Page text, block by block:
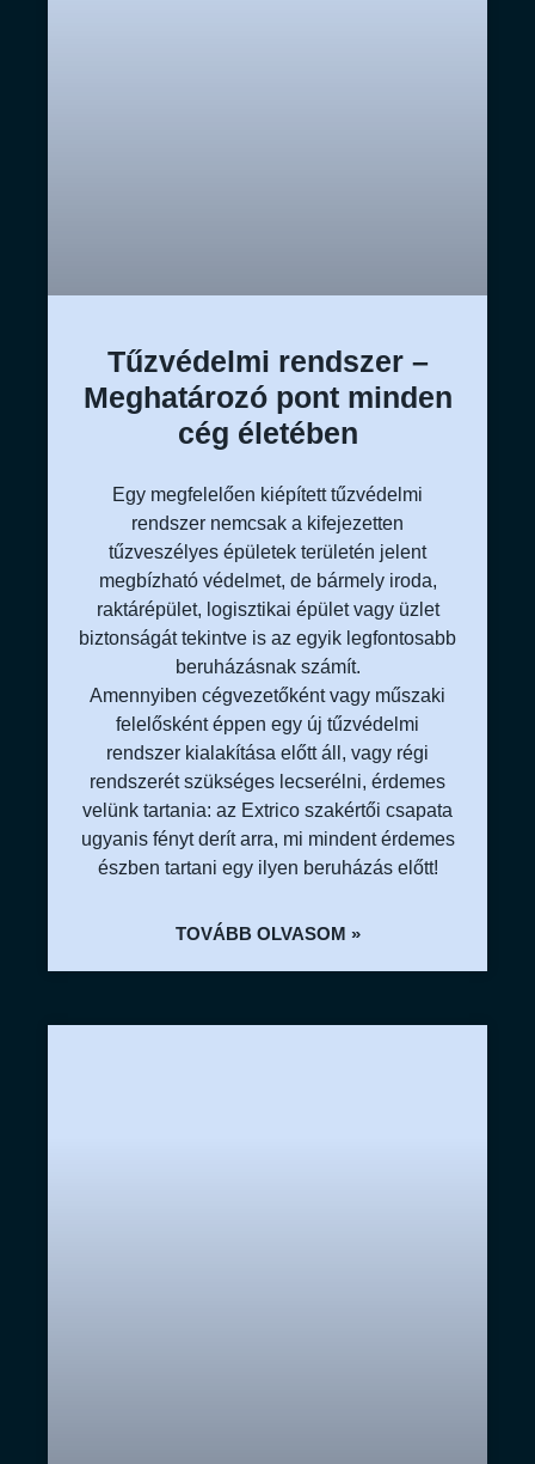
Tűzvédelmi rendszer –
Meghatározó pont minden
cég életében
Egy megfelelően kiépített tűzvédelmi
rendszer nemcsak a kifejezetten
tűzveszélyes épületek területén jelent
megbízható védelmet, de bármely iroda,
raktárépület, logisztikai épület vagy üzlet
biztonságát tekintve is az egyik legfontosabb
beruházásnak számít.
Amennyiben cégvezetőként vagy műszaki
felelősként éppen egy új tűzvédelmi
rendszer kialakítása előtt áll, vagy régi
rendszerét szükséges lecserélni, érdemes
velünk tartania: az Extrico szakértői csapata
ugyanis fényt derít arra, mi mindent érdemes
észben tartani egy ilyen beruházás előtt!
TOVÁBB OLVASOM »